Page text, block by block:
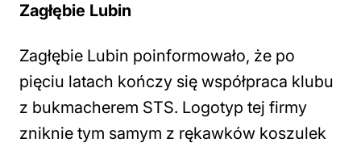
Zagłębie Lubin
Zagłębie Lubin poinformowało, że po
pięciu latach kończy się współpraca klubu
z bukmacherem STS. Logotyp tej firmy
zniknie tym samym z rękawków koszulek